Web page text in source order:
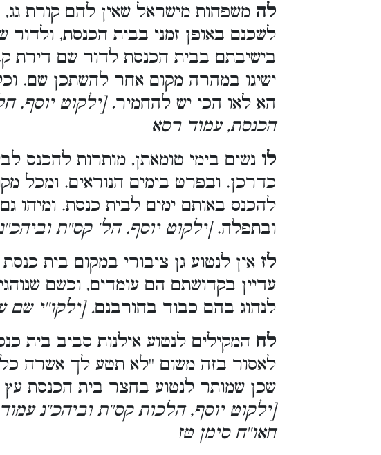
לה משפחות מישראל שאין להם קורת
לשכנם באופן זמני בבית הכנסת, ולדור
בישיבתם בבית הכנסת לדור שם דירת
ישיגו במהרה מקום אחר להשתכן שם.
הא לאו הכי יש להחמיר. [ילקוט יוסף,
הכנסת, עמוד רסא
לו נשים בימי טומאתן, מותרות להכנס
כדרכן. ובפרט בימים הנוראים. ומכל
להכנס באותם ימים לבית כנסת. ומיהו
ובתפלה.[ילקוט יוסף, הל' קס''ת
לז אין לנטוע גן ציבורי במקום בית
עדיין בקדושתם הם עומדים, וכשם
לנהוג בהם כבוד בחורבנם. [ילקו''י שם
לח המקילים לנטוע אילנות סביב בית
לאסור בזה משום ''לא תטע לך אשרה
שכן שמותר לנטוע בחצר בית הכנסת
[ילקוט יוסף, הלכות קס''ת וביהכ''נ
חאו''ח סימן טז